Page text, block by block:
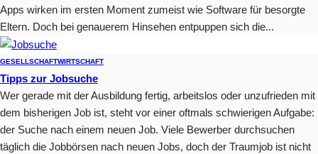
Apps wirken im ersten Moment zumeist wie Software für besorgte
Eltern. Doch bei genauerem Hinsehen entpuppen sich die...
GESELLSCHAFTWIRTSCHAFT
Tipps zur Jobsuche
Wer gerade mit der Ausbildung fertig, arbeitslos oder unzufrieden mit
dem bisherigen Job ist, steht vor einer oftmals schwierigen Aufgabe:
der Suche nach einem neuen Job. Viele Bewerber durchsuchen
täglich die Jobbörsen nach neuen Jobs, doch der Traumjob ist nicht